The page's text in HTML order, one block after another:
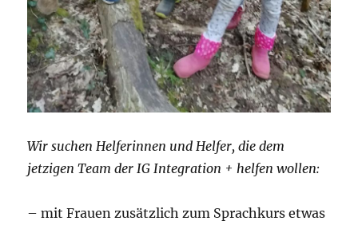
Wir suchen Helferinnen und Helfer, die dem
jetzigen Team der IG Integration + helfen wollen:
– mit Frauen zusätzlich zum Sprachkurs etwas